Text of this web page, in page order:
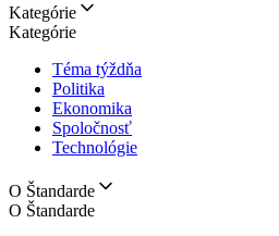
Kategórie
Kategórie
Téma týždňa
Politika
Ekonomika
Spoločnosť
Technológie
O Štandarde
O Štandarde